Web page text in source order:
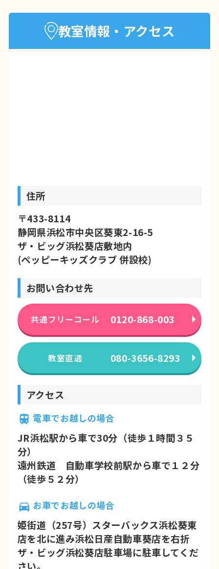
はじめてでもブランクがあっても安心
教室情報・アクセス
住所
〒433-8114
静岡県浜松市中央区葵東2-16-5
ザ・ビッグ浜松葵店敷地内
(ペッピーキッズクラブ 併設校)
お問い合わせ先
共通フリーコール 0120-868-003
教室直通 080-3656-8293
アクセス
電車でお越しの場合
JR浜松駅から車で30分（徒歩１時間３５
分）
遠州鉄道 自動車学校前駅から車で１２分
（徒歩５２分）
お車でお越しの場合
姫街道（257号）スターバックス浜松葵東
店を北に進み浜松日産自動車葵店を右折
ザ・ビッグ浜松葵店駐車場に駐車してくだ
さい。